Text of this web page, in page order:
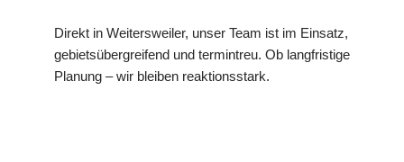
Direkt in Weitersweiler, unser Team ist im Einsatz,
gebietsübergreifend und termintreu. Ob langfristige
Planung – wir bleiben reaktionsstark.